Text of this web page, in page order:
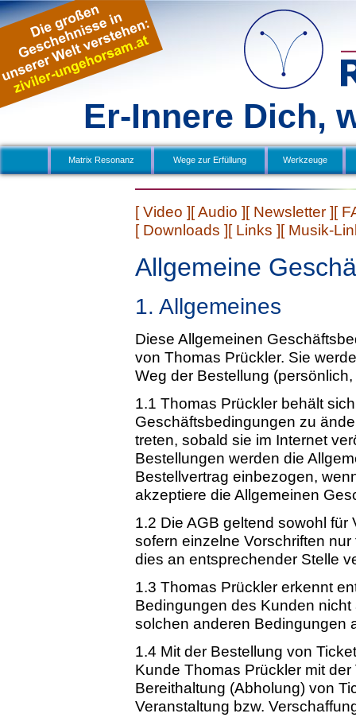
Er-Innere Dich,
Matrix Resonanz Wege zur Erfüllung Werkzeuge
[ Video ] [ Audio ] [ Newsletter ] [
[ Downloads ] [ Links ] [ Musik-
Allgemeine
1. Allgemeines
Diese Allgemeinen
von Thomas Prückler. Sie
Weg der Bestellung
1.1 Thomas Prückler behält
Geschäftsbedingungen zu
treten, sobald sie im Internet
Bestellungen werden die
Bestellvertrag einbezogen,
akzeptiere die Allgemeinen
1.2 Die AGB geltend sowohl
sofern einzelne Vorschriften
dies an entsprechender Stelle
1.3 Thomas Prückler erkennt
Bedingungen des Kunden
solchen anderen Bedingungen
1.4 Mit der Bestellung von
Kunde Thomas Prückler mit
Bereithaltung (Abholung) von
Veranstaltung bzw.